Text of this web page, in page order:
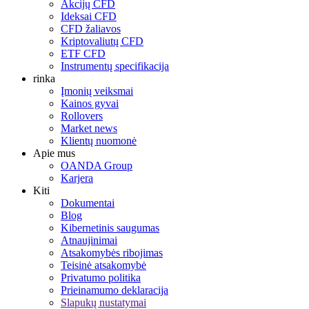
Akcijų CFD
Ideksai CFD
CFD žaliavos
Kriptovaliutų CFD
ETF CFD
Instrumentų specifikacija
rinka
Įmonių veiksmai
Kainos gyvai
Rollovers
Market news
Klientų nuomonė
Apie mus
OANDA Group
Karjera
Kiti
Dokumentai
Blog
Kibernetinis saugumas
Atnaujinimai
Atsakomybės ribojimas
Teisinė atsakomybė
Privatumo politika
Prieinamumo deklaracija
Slapukų nustatymai